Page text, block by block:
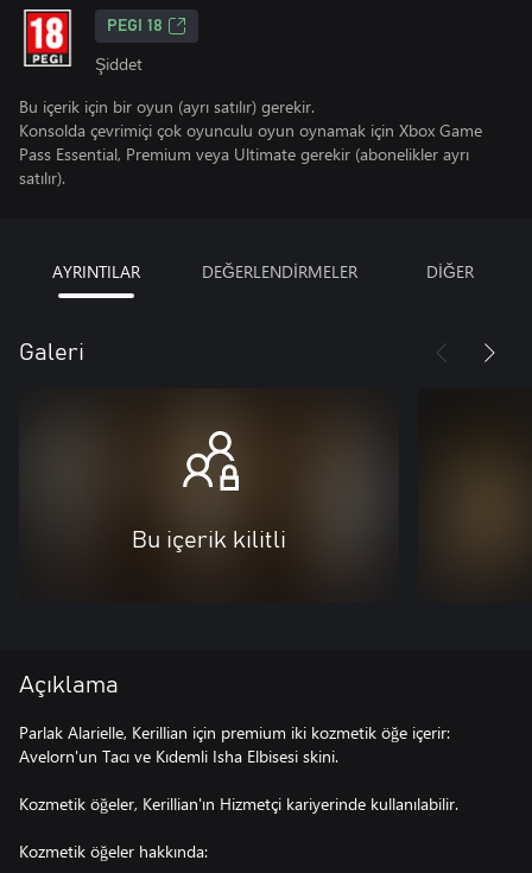
PEGI 18
Şiddet
Bu içerik için bir oyun (ayrı satılır) gerekir.
Konsolda çevrimiçi çok oyunculu oyun oynamak için Xbox Game
Pass Essential, Premium veya Ultimate gerekir (abonelikler ayrı
satılır).
AYRINTILAR DEĞERLENDİRMELER DİĞER
Galeri
Bu içerik kilitli
Açıklama
Parlak Alarielle, Kerillian için premium iki kozmetik öğe içerir:
Avelorn'un Tacı ve Kıdemli Isha Elbisesi skini.
Kozmetik öğeler, Kerillian'ın Hizmetçi kariyerinde kullanılabilir.
Kozmetik öğeler hakkında: